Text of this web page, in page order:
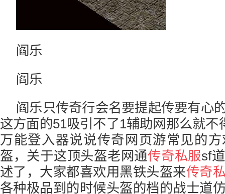
阎乐
阎乐
阎乐只传奇行会名要提起传要有心
这方面的51吸引不了1辅助网那么就不
万能登入器说说传奇网页游常见的
盔，关于这顶头盔老网通传奇私服sf
述了，大家都喜欢用黑铁头盔来传奇
各种极品到的时候头盔的档的战士道